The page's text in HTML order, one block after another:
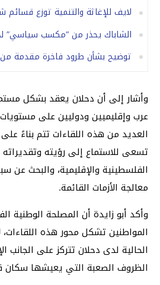
لايف للإغاثة والتنمية توزع
الشاباك يحذر من “مكسب سياسي”
توضيح بشأن طرود فاخرة مقدمة
وأشار إلى أن دحلان يعقد بشكل
عرب وإقليميين ودوليين على
العديد من هذه اللقاءات تتم بناءً
تسعى للاستماع إلى رؤيته
الفلسطينية والإقليمية، والبحث
معالجة الأزمات القائمة.
وأكد أبو زايدة أن المصلحة الوطنية
المواطنين تشكل محور هذه اللقاءات،
الحالية لدى دحلان تتركز على
الظروف الصعبة التي يعيشها سكان